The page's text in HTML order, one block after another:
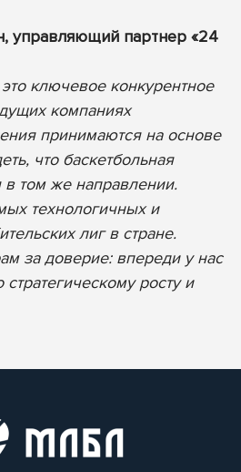
управляющий партнер «24
ключевое конкурентное
компаниях
принимаются на основе
что баскетбольная
в том же направлении.
технологичных и
лиг в стране.
за доверие: впереди у нас
росту и